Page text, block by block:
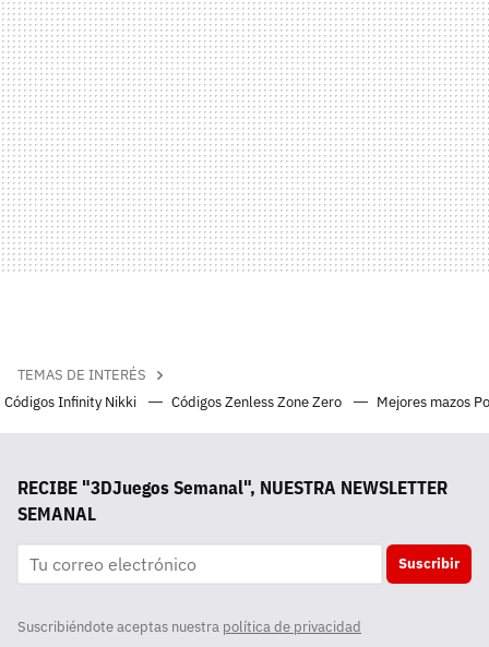
TEMAS DE INTERÉS
Códigos Infinity Nikki
Códigos Zenless Zone Zero Mejores mazos
RECIBE "3DJuegos Semanal", NUESTRA NEWSLETTER
SEMANAL
Suscribir
Suscribiéndote aceptas nuestra política de privacidad